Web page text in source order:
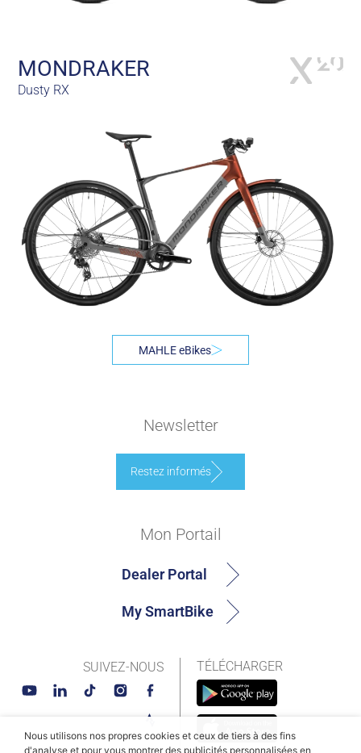
MONDRAKER
Dusty RX
MAHLE eBikes
Newsletter
Restez informés
TÉLÉCHARGER
Mon Portail
Dealer Portal
My SmartBike
SUIVEZ-NOUS
Nous utilisons nos propres cookies et ceux de tiers à des fins
d'analyse et pour vous montrer des publicités personnalisées en